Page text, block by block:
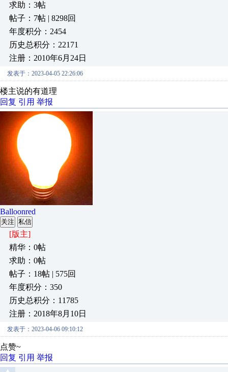
求助：3帖
帖子：7帖 | 8298回
年度积分：2454
历史总积分：22171
注册：2010年6月24日
发表于：2023-04-05 22:26:06
楼主说的有道理
回复 引用 举报
Balloonred
关注 私信
[版主]
精华：0帖
求助：0帖
帖子：18帖 | 575回
年度积分：350
历史总积分：11785
注册：2018年8月10日
发表于：2023-04-06 09:10:12
点赞~
回复 引用 举报